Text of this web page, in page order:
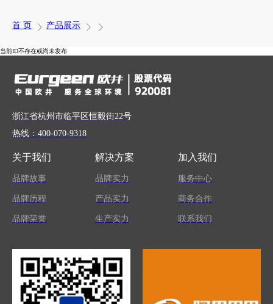
首 页 产品展示
当前ID不存在或尚未发布
浙江省杭州市临平区恒毅街22号
热线：400-070-9318
关于我们
品牌故事
品牌历程
品牌荣誉
解决方案
品牌实力
产品实力
生产实力
加入我们
服务中心
商务合作
联系我们